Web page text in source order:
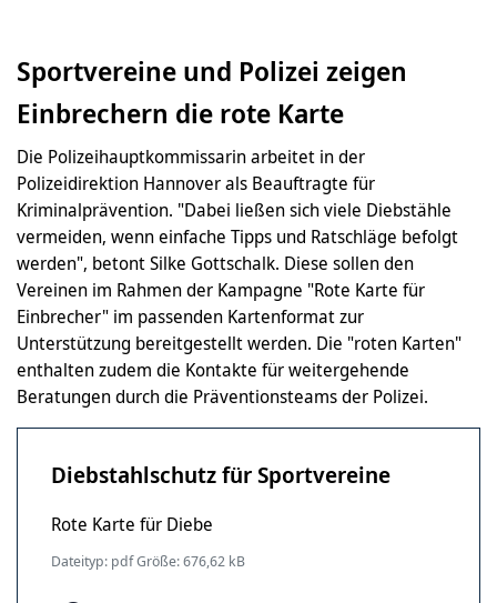
Sportvereine und Polizei zeigen
Einbrechern die rote Karte
Die Polizeihauptkommissarin arbeitet in der
Polizeidirektion Hannover als Beauftragte für
Kriminalprävention. "Dabei ließen sich viele Diebstähle
vermeiden, wenn einfache Tipps und Ratschläge befolgt
werden", betont Silke Gottschalk. Diese sollen den
Vereinen im Rahmen der Kampagne "Rote Karte für
Einbrecher" im passenden Kartenformat zur
Unterstützung bereitgestellt werden. Die "roten Karten"
enthalten zudem die Kontakte für weitergehende
Beratungen durch die Präventionsteams der Polizei.
Diebstahlschutz für Sportvereine
Rote Karte für Diebe
Dateityp: pdf Größe: 676,62 kB